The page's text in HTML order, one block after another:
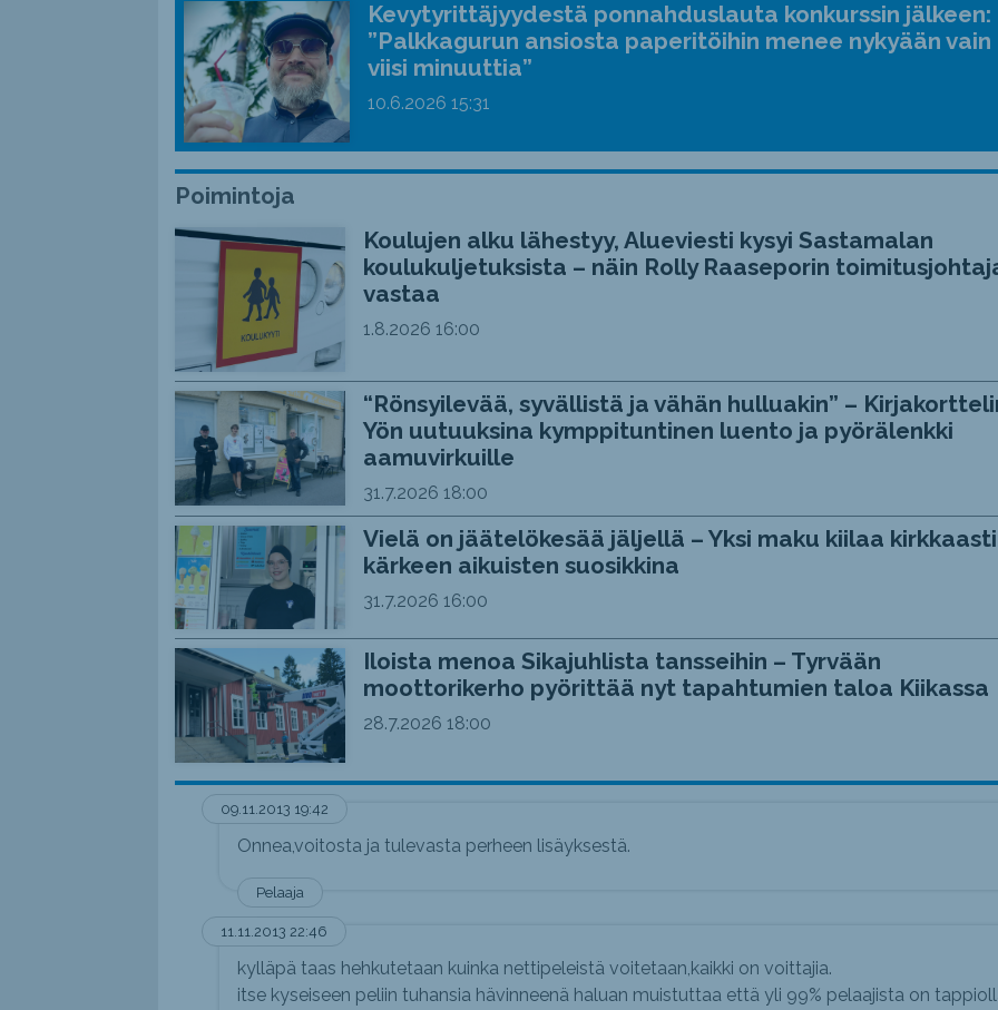
Kevytyrittäjyydestä ponnahduslauta konkurssin jälkeen:
”Palkkagurun ansiosta paperitöihin menee nykyään vain
viisi minuuttia”
10.6.2026 15:31
Poimintoja
Koulujen alku lähestyy, Alueviesti kysyi Sastamalan
koulukuljetuksista – näin Rolly Raaseporin
vastaa
1.8.2026 16:00
“Rönsyilevää, syvällistä ja vähän hulluakin” –
Yön uutuuksina kymppituntinen luento ja pyörälenkki
aamuvirkuille
31.7.2026 18:00
Vielä on jäätelökesää jäljellä – Yksi maku kiilaa kirkkaasti
kärkeen aikuisten suosikkina
31.7.2026 16:00
Iloista menoa Sikajuhlista tansseihin – Tyrvään
moottorikerho pyörittää nyt tapahtumien taloa Kiikassa
28.7.2026 18:00
09.11.2013 19:42
Pelaaja
Onnea,voitosta ja tulevasta perheen lisäyksestä.
11.11.2013 22:46
kylläpä taas hehkutetaan kuinka nettipeleistä voitetaan,kaikki on voittajia.
itse kyseiseen peliin tuhansia hävinneenä haluan muistuttaa että yli 99% pelaajista on